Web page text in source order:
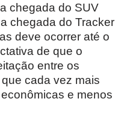
chegada do SUV
chegada do Tracker
deve ocorrer até o
de que o
entre os
cada vez mais
e menos